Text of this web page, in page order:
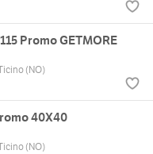
Promo GETMORE
(NO)
40X40
(NO)